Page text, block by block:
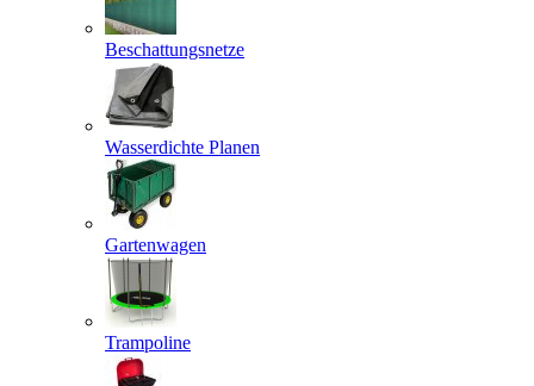
Beschattungsnetze
Wasserdichte Planen
Gartenwagen
Trampoline